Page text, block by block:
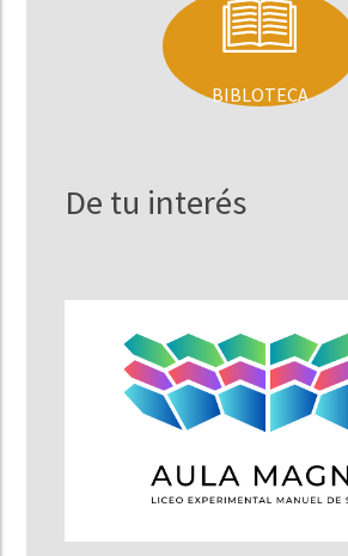
BIBLOTECA
De tu interés